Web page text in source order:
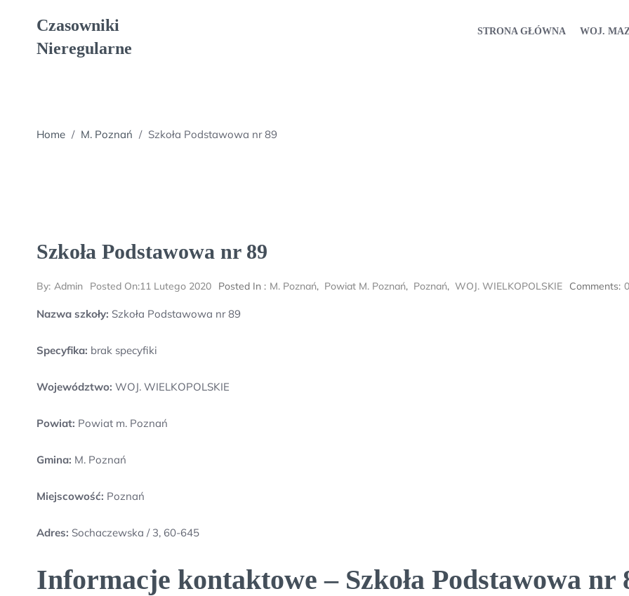
Czasowniki
Nieregularne
STRONA GŁÓWNA WOJ.
Home / M. Poznań / Szkoła Podstawowa nr 89
Szkoła Podstawowa nr 89
By: Admin Posted On:11 Lutego 2020 Posted In : M. Poznań, Powiat M. Poznań, Poznań, WOJ. WIELKOPOLSKIE Comments: 0
Nazwa szkoły: Szkoła Podstawowa nr 89
Specyfika: brak specyfiki
Województwo: WOJ. WIELKOPOLSKIE
Powiat: Powiat m. Poznań
Gmina: M. Poznań
Miejscowość: Poznań
Adres: Sochaczewska / 3, 60-645
Informacje kontaktowe – Szkoła Podstawowa nr